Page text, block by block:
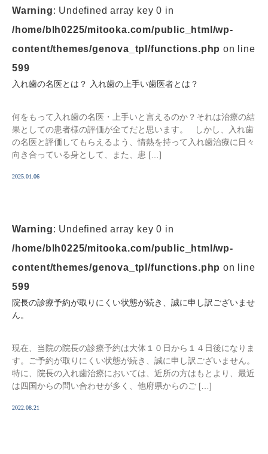
Warning: Undefined array key 0 in
/home/blh0225/mitooka.com/public_html/wp-
content/themes/genova_tpl/functions.php on line
599
入れ歯の名医とは？ 入れ歯の上手い歯医者とは？
何をもって入れ歯の名医・上手いと言えるのか？それは治療の結
果としての患者様の評価が全てだと思います。 しかし、入れ歯
の名医と評価してもらえるよう、情熱を持って入れ歯治療に日々
向き合っている身として、また、患 […]
2025.01.06
Warning: Undefined array key 0 in
/home/blh0225/mitooka.com/public_html/wp-
content/themes/genova_tpl/functions.php on line
599
院長の診療予約が取りにくい状態が続き、誠に申し訳ございませ
ん。
現在、当院の院長の診療予約は大体１０日から１４日後になりま
す。ご予約が取りにくい状態が続き、誠に申し訳ございません。
特に、院長の入れ歯治療においては、近所の方はもとより、最近
は四国からの問い合わせが多く、他府県からのご […]
2022.08.21